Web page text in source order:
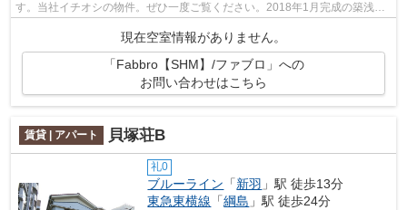
す。当社イチオシの物件。ぜひ一度ご覧ください。2018年1月完成の築浅物
現在空室情報がありません。
「Fabbro【SHM】/ファブロ」への
お問い合わせはこちら
賃貸 | アパート 貝塚荘B
礼0
ブルーライン 「新羽 」駅 徒歩13分
東急東横線 「綱島 」駅 徒歩24分